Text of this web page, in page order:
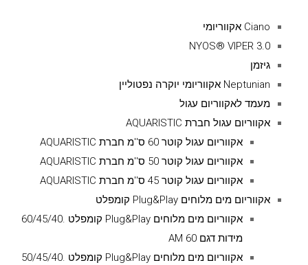
Ciano אקווריומי
NYOS® VIPER 3.0
גיזמן
Neptunian אקווריומי יוקרה נפטוליין
מעמד לאקווריום עגול
אקווריום עגול חברת AQUARISTIC
אקווריום עגול קוטר 60 ס''מ חברת AQUARISTIC
אקווריום עגול קוטר 50 ס''מ חברת AQUARISTIC
אקווריום עגול קוטר 45 ס''מ חברת AQUARISTIC
אקווריום מים מלוחים Plug&Play קומפלט
אקווריום מים מלוחים Plug&Play קומפלט .60/45/40
מידות דגם AM 60
אקווריום מים מלוחים Plug&Play קומפלט .50/45/40